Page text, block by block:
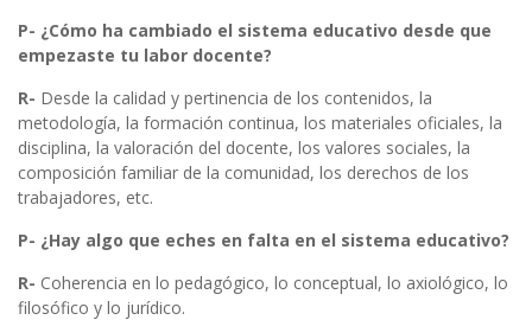
P- ¿Cómo ha cambiado el sistema educativo desde que
empezaste tu labor docente?
R- Desde la calidad y pertinencia de los contenidos, la
metodología, la formación continua, los materiales oficiales, la
disciplina, la valoración del docente, los valores sociales, la
composición familiar de la comunidad, los derechos de los
trabajadores, etc.
P- ¿Hay algo que eches en falta en el sistema educativo?
R- Coherencia en lo pedagógico, lo conceptual, lo axiológico, lo
filosófico y lo jurídico.